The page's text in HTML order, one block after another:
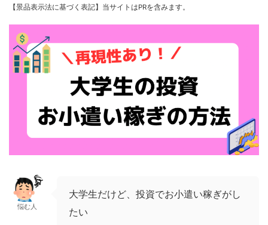
【景品表示法に基づく表記】当サイトはPRを含みます。
悩む人
大学生だけど、投資でお小遣い稼ぎがし
たい